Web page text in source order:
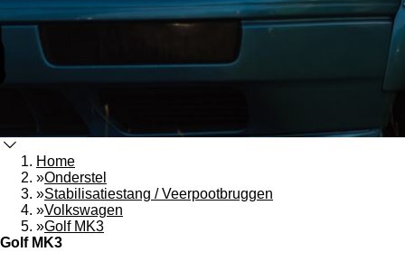
Home
»Onderstel
»Stabilisatiestang / Veerpootbruggen
»Volkswagen
»Golf MK3
Golf MK3